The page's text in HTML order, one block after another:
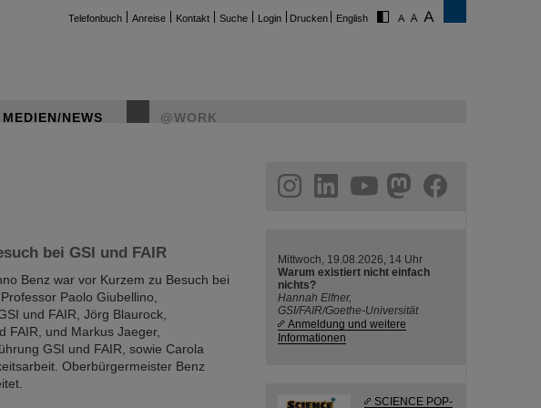
Telefonbuch Anreise Kontakt Suche Login Drucken English
MEDIEN/NEWS @WORK
bei GSI und FAIR
Benz war vor Kurzem zu Besuch bei
Paolo Giubellino,
und FAIR, Jörg Blaurock,
FAIR, und Markus Jaeger,
GSI und FAIR, sowie Carola
Oberbürgermeister Benz
helmholtz.social
facebook
Mittwoch, 19.08.2026, 14 Uhr
Warum existiert nicht einfach
nichts?
Hannah Elfner,
GSI/FAIR/Goethe-Universität
Anmeldung und weitere
Informationen
SCIENCE POP-